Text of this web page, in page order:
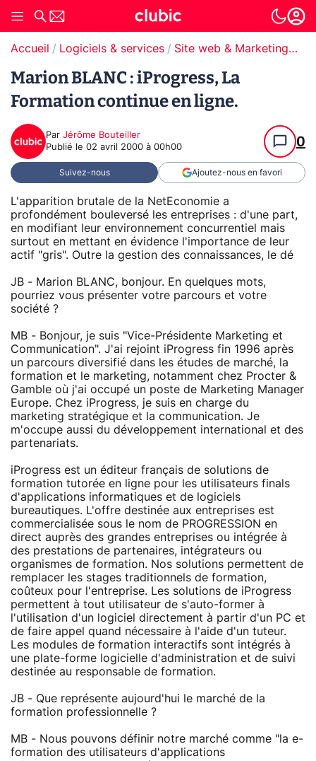
Accueil Logiciels & services Site web & Marketing Digital
Marion BLANC : iProgress, La
Formation continue en ligne.
Par Jérôme Bouteiller
Publié le 02 avril 2000 à 00h00 0
Suivez-nous Ajoutez-nous en favori
L'apparition brutale de la NetEconomie a
profondément bouleversé les entreprises : d'une part,
en modifiant leur environnement concurrentiel mais
surtout en mettant en évidence l'importance de leur
actif "gris". Outre la gestion des connaissances, le dé
JB - Marion BLANC, bonjour. En quelques mots,
pourriez vous présenter votre parcours et votre
société ?
MB - Bonjour, je suis "Vice-Présidente Marketing et
Communication". J'ai rejoint iProgress fin 1996 après
un parcours diversifié dans les études de marché, la
formation et le marketing, notamment chez Procter &
Gamble où j'ai occupé un poste de Marketing Manager
Europe. Chez iProgress, je suis en charge du
marketing stratégique et la communication. Je
m'occupe aussi du développement international et des
partenariats.
iProgress est un éditeur français de solutions de
formation tutorée en ligne pour les utilisateurs finals
d'applications informatiques et de logiciels
bureautiques. L'offre destinée aux entreprises est
commercialisée sous le nom de PROGRESSION en
direct auprès des grandes entreprises ou intégrée à
des prestations de partenaires, intégrateurs ou
organismes de formation. Nos solutions permettent de
remplacer les stages traditionnels de formation,
coûteux pour l'entreprise. Les solutions de iProgress
permettent à tout utilisateur de s'auto-former à
l'utilisation d'un logiciel directement à partir d'un PC et
de faire appel quand nécessaire à l'aide d'un tuteur.
Les modules de formation interactifs sont intégrés à
une plate-forme logicielle d'administration et de suivi
destinée au responsable de formation.
JB - Que représente aujourd'hui le marché de la
formation professionnelle ?
MB - Nous pouvons définir notre marché comme "la e-
formation des utilisateurs d'applications